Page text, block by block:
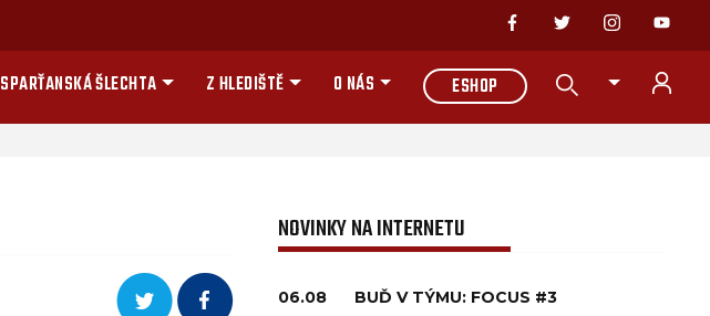
SPARŤANSKÁ ŠLECHTA Z HLEDIŠTĚ O NÁS ESHOP
NOVINKY NA INTERNETU
06.08 BUĎ V TÝMU: FOCUS #3